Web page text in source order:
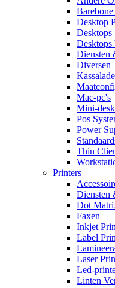
Desktop
Desktops
Diensten
Diversen
Mac-pc's
Mini-
Pos
Power
Thin
Printers
Diensten
Dot
Faxen
Inkjet
Label
Laser
Led-
Linten